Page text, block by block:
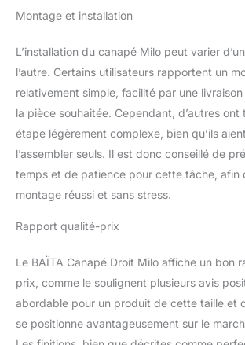
Montage et installation
L’installation du canapé Milo peut varier
l’autre. Certains utilisateurs rapportent un
relativement simple, facilité par une
la pièce souhaitée. Cependant, d’autres
étape légèrement complexe, bien qu’ils
l’assembler seuls. Il est donc conseillé de
temps et de patience pour cette tâche, afin
montage réussi et sans stress.
Rapport qualité-prix
Le BAÏTA Canapé Droit Milo affiche un bon
prix, comme le soulignent plusieurs avis
abordable pour un produit de cette taille et
se positionne avantageusement sur le